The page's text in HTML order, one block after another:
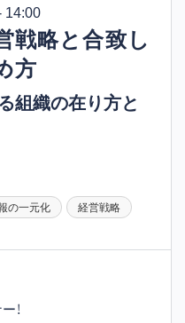
14:00
戦略と合致し
方
組織の在り方と
の一元化 経営戦略
！